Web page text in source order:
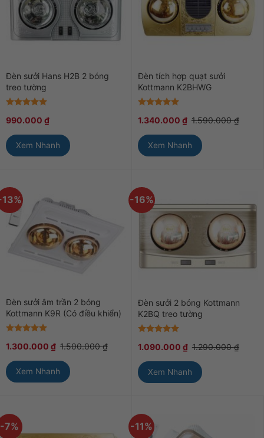
Đèn sưởi Hans H2B 2 bóng
treo tường
hạng55
990.000 ₫
Xem Nhanh
Đèn tích hợp quạt sưởi
Kottmann K2BHWG
hạng55
1.340.000 ₫ 1.590.000₫
Xem Nhanh
Đèn sưởi âm trần 2 bóng
Kottmann K9R (Có điều khiển)
hạng55
1.300.000 ₫ 1.500.000₫
Xem Nhanh
-16%
Đèn sưởi 2 bóng Kottmann
K2BQ treo tường
hạng55
1.090.000 ₫ 1.290.000₫
Xem Nhanh
-7% -11%